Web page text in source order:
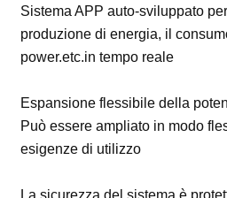
Sistema APP auto-sviluppato
produzione di energia, il
power.etc.in tempo reale
Espansione flessibile della
Può essere ampliato in modo
esigenze di utilizzo
La sicurezza del sistema è